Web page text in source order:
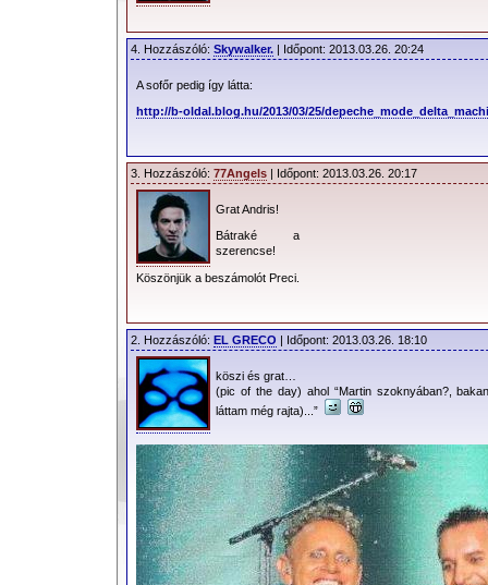
4. Hozzászóló: Skywalker. | Időpont: 2013.03.26. 20:24
A sofőr pedig így látta:
http://b-oldal.blog.hu/2013/03/25/
3. Hozzászóló: 77Angels | Időpont: 2013.03.26. 20:17
Grat Andris!
Bátraké a
szerencse!
Köszönjük a beszámolót Preci.
2. Hozzászóló: EL GRECO | Időpont: 2013.03.26. 18:10
köszi és grat…
(pic of the day) ahol “Martin szoknyában?,
láttam még rajta)...”